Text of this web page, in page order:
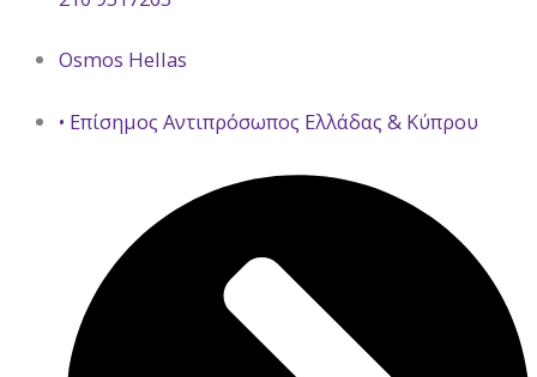
Osmos Hellas
• Επίσημος Αντιπρόσωπος Ελλάδας & Κύπρου